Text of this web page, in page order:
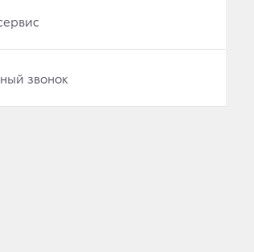
на Трейд-ин
звонок